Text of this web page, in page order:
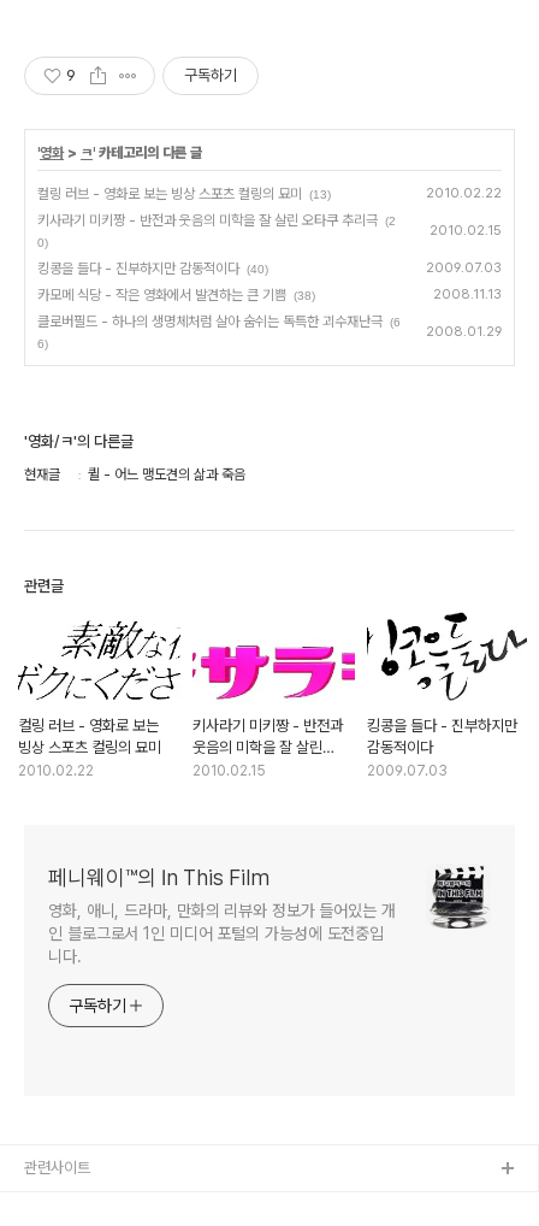
9 구독하기
'영화> ㅋ' 카테고리의 다른 글
컬링 러브 - 영화로 보는 빙상 스포츠 컬링의 묘미 (13) 2010.02.22
키사라기 미키짱 - 반전과 웃음의 미학을 잘 살린 오타쿠 추리극 (2
0)
2010.02.15
킹콩을 들다 - 진부하지만 감동적이다 (40) 2009.07.03
카모메 식당 - 작은 영화에서 발견하는 큰 기쁨 (38) 2008.11.13
클로버필드 - 하나의 생명체처럼 살아 숨쉬는 독특한 괴수재난극 (6
6)
2008.01.29
'영화/ㅋ'의 다른글
현재글 퀼 - 어느 맹도견의 삶과 죽음
관련글
컬링 러브 - 영화로 보는
빙상 스포츠 컬링의 묘미
2010.02.22
키사라기 미키짱 - 반전과
웃음의 미학을 잘 살린
오타쿠 추리극
2010.02.15
킹콩을 들다 - 진부하지만
감동적이다
2009.07.03
페니웨이™의 In This Film
영화, 애니, 드라마, 만화의 리뷰와 정보가 들어있는 개
인 블로그로서 1인 미디어 포털의 가능성에 도전중입
니다.
구독하기
관련사이트